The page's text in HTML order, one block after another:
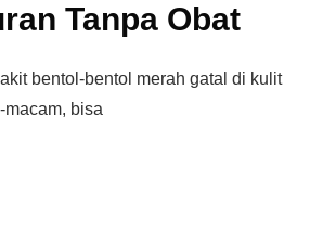
Tanpa Obat
bentol-bentol merah gatal di kulit
bisa